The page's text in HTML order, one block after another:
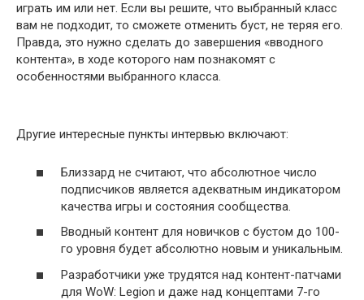
играть им или нет. Если вы решите, что выбранный класс
вам не подходит, то сможете отменить буст, не теряя его.
Правда, это нужно сделать до завершения «вводного
контента», в ходе которого нам познакомят с
особенностями выбранного класса.
Другие интересные пункты интервью включают:
Близзард не считают, что абсолютное число
подписчиков является адекватным индикатором
качества игры и состояния сообщества.
Вводный контент для новичков с бустом до 100-
го уровня будет абсолютно новым и уникальным.
Разработчики уже трудятся над контент-патчами
для WoW: Legion и даже над концептами 7-го